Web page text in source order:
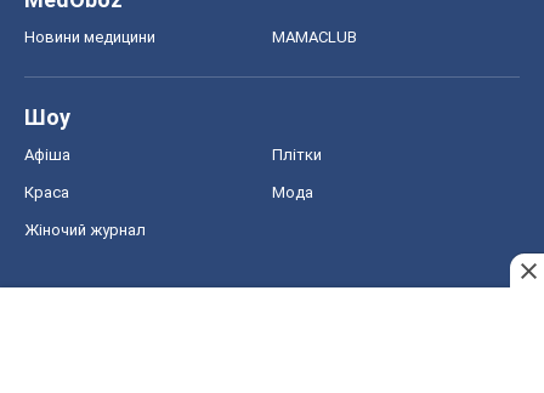
Новини медицини MAMACLUB
Шоу
Афіша Плітки
Краса Мода
Жіночий журнал